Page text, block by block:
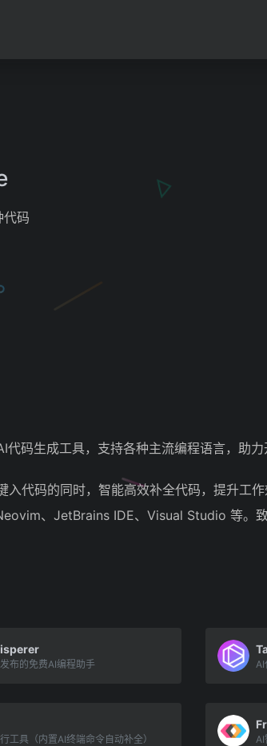
代码
码生成工具，支持各种主流编程语言，助力
代码的同时，智能高效补全代码，提升工
、JetBrains IDE、Visual Studio 等。
布的免费AI编程助手
工具（内置AI终端命令自动补全）